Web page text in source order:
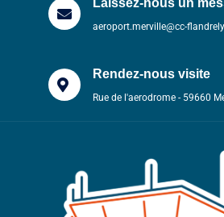
aeroport.merville@cc-
Rendez-nous visite
Rue de l'aerodrome - 59660